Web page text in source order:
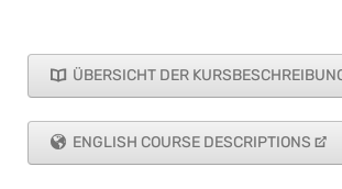
ÜBERSICHT DER
ENGLISH COURSE DESCRIPTIONS